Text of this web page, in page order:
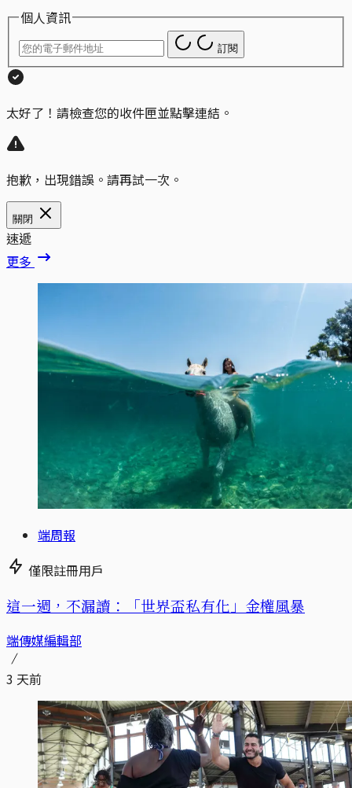
個人資訊
訂閱
太好了！請檢查您的收件匣並點擊連結。
抱歉，出現錯誤。請再試一次。
關閉
速遞
更多
端周報
僅限註冊用戶
這一週，不漏讀：「世界盃私有化」金權風暴
端傳媒編輯部
3 天前